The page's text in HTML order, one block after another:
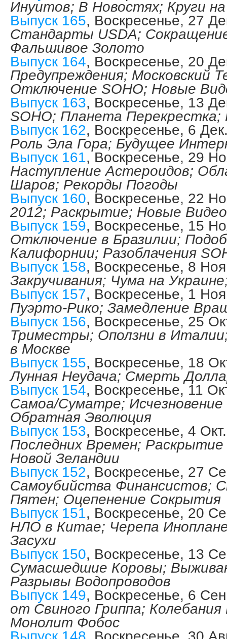
Инуитов; В Новостях; Круги
Выпуск 165, Воскресенье, 27
Стандарты USDA;
Фальшивое Золото
Выпуск 164, Воскресенье, 20
Предупреждения; Московский
Отключение SOHO; Новые
Выпуск 163, Воскресенье, 13
SOHO; Планета
Выпуск 162, Воскресенье, 6
Роль Эла Гора; Будущее
Выпуск 161, Воскресенье, 29
Наступление Астероидов;
Шаров; Рекорды Погоды
Выпуск 160, Воскресенье, 22
2012; Раскрытие; Новые
Выпуск 159, Воскресенье, 15
Отключение в Бразилии;
Калифорнии; Разоблачения
Выпуск 158, Воскресенье, 8
Закручивания; Чума на
Выпуск 157, Воскресенье, 1
Пуэрто-Рико; Замедление
Выпуск 156, Воскресенье, 25
Триместры; Оползни в
в Москве
Выпуск 155, Воскресенье, 18
Лунная Неудача; Смерть
Выпуск 154, Воскресенье, 11
Самоа/Суматре;
Обратная Эволюция
Выпуск 153, Воскресенье, 4
Последних Времен; Раскрытие
Новой Зеландии
Выпуск 152, Воскресенье, 27
Самоубийства Финансистов;
Пятен; Оцепенение Сокрытия
Выпуск 151, Воскресенье, 20
НЛО в Китае; Черепа
Засухи
Выпуск 150, Воскресенье, 13
Сумасшедшие Коровы;
Разрывы Водопроводов
Выпуск 149, Воскресенье, 6
от Свиного Гриппа;
Монолит Фобос